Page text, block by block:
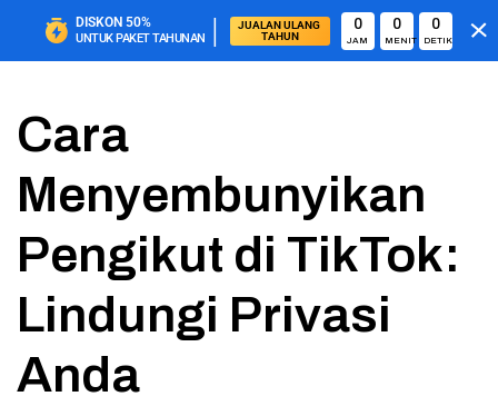
DISKON 50%
UNTUK PAKET TAHUNAN |
JUALAN ULANG
TAHUN
0
JAM
0
MENIT
0
DETIK
Cara
Menyembunyikan
Pengikut di TikTok:
Lindungi Privasi
Anda